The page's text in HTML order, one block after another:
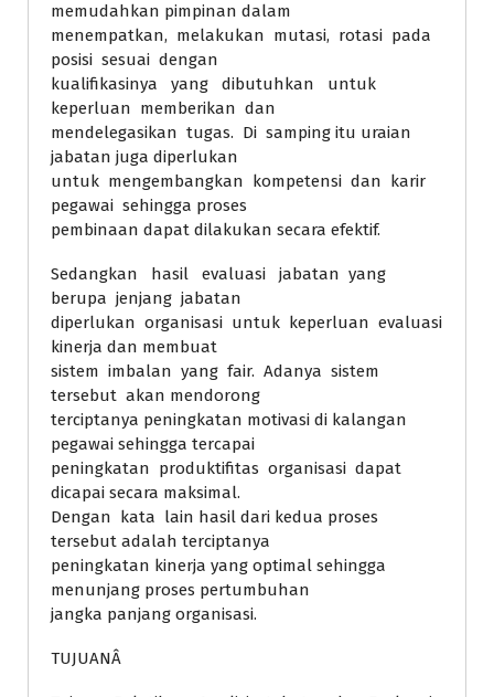
memudahkan pimpinan dalam
menempatkan, melakukan mutasi, rotasi pada
posisi sesuai dengan
kualifikasinya yang dibutuhkan untuk
keperluan memberikan dan
mendelegasikan tugas. Di samping itu uraian
jabatan juga diperlukan
untuk mengembangkan kompetensi dan karir
pegawai sehingga proses
pembinaan dapat dilakukan secara efektif.
Sedangkan hasil evaluasi jabatan yang
berupa jenjang jabatan
diperlukan organisasi untuk keperluan evaluasi
kinerja dan membuat
sistem imbalan yang fair. Adanya sistem
tersebut akan mendorong
terciptanya peningkatan motivasi di kalangan
pegawai sehingga tercapai
peningkatan produktifitas organisasi dapat
dicapai secara maksimal.
Dengan kata lain hasil dari kedua proses
tersebut adalah terciptanya
peningkatan kinerja yang optimal sehingga
menunjang proses pertumbuhan
jangka panjang organisasi.
TUJUANÂ